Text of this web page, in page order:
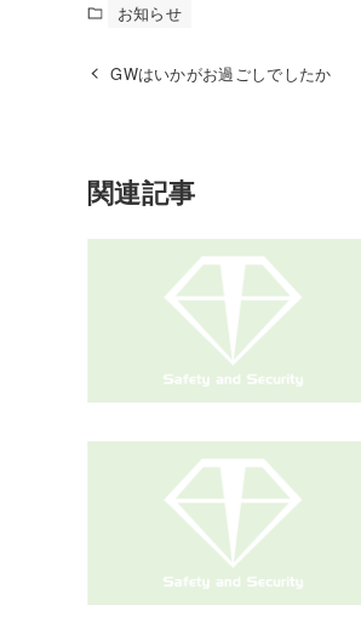
お知らせ
GWはいかがお過ごしでしたか
関連記事